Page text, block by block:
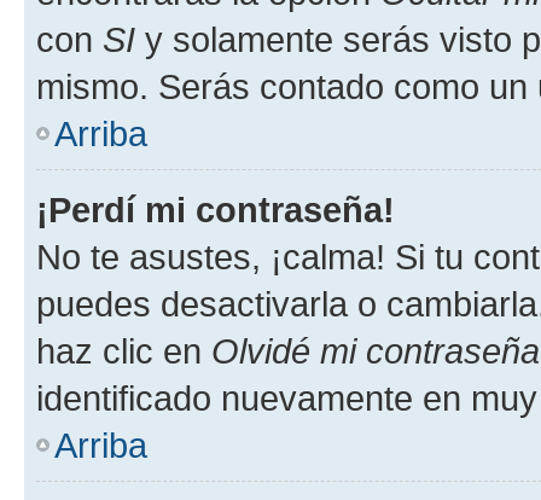
con SI y solamente serás visto
mismo. Serás contado como un
Arriba
¡Perdí mi contraseña!
No te asustes, ¡calma! Si tu
puedes desactivarla o
haz clic en Olvidé mi contraseña
identificado nuevamente en
Arriba